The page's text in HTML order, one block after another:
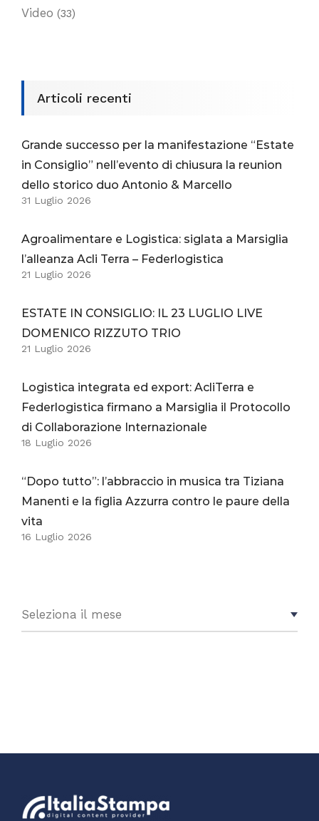
Video (33)
Articoli recenti
Grande successo per la manifestazione “Estate
in Consiglio” nell’evento di chiusura la reunion
dello storico duo Antonio & Marcello
31 Luglio 2026
Agroalimentare e Logistica: siglata a Marsiglia
l’alleanza Acli Terra – Federlogistica
21 Luglio 2026
ESTATE IN CONSIGLIO: IL 23 LUGLIO LIVE
DOMENICO RIZZUTO TRIO
21 Luglio 2026
Logistica integrata ed export: AcliTerra e
Federlogistica firmano a Marsiglia il Protocollo
di Collaborazione Internazionale
18 Luglio 2026
“Dopo tutto”: l’abbraccio in musica tra Tiziana
Manenti e la figlia Azzurra contro le paure della
vita
16 Luglio 2026